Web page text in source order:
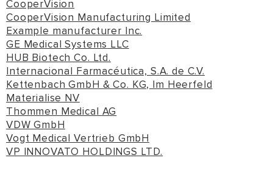
CooperVision
CooperVision Manufacturing Limited
Example manufacturer Inc.
GE Medical Systems LLC
HUB Biotech Co. Ltd.
Internacional Farmacéutica, S.A. de C.V.
Kettenbach GmbH & Co. KG, Im Heerfeld
Materialise NV
Thommen Medical AG
VDW GmbH
Vogt Medical Vertrieb GmbH
VP INNOVATO HOLDINGS LTD.